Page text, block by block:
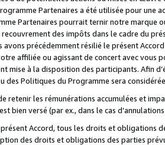
Partenaires a été utilisée pour une
Partenaires pourrait ternir notre marque
des impôts dans le cadre du
avons précédemment résilié le présent
affiliée ou agissant de concert avec vous
mise à la disposition des participants. Afin
des Politiques du Programme sera
retenir les rémunérations accumulées et
bien versé (par ex., dans le cas
Accord, tous les droits et obligations
des droits et obligations des parties